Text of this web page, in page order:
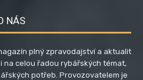
NÁS
plný zpravodajství a aktualit
na celou řadou rybářských témat,
potřeb. Provozovatelem je